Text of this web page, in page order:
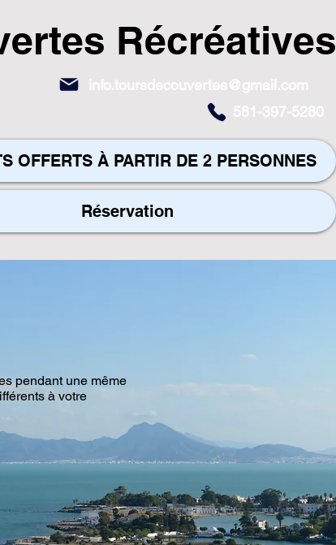
Récréatives
info.toursdecouvertes@gmail.com
581-397-5280
OFFERTS À PARTIR DE 2 PERSONNES
Réservation
pendant une même
à votre